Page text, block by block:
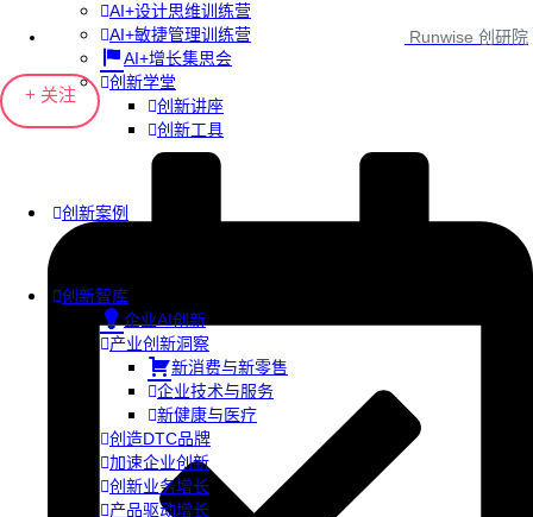
AI+设计思维训练营
AI+敏捷管理训练营
AI+增长集思会
创新学堂
创新讲座
创新工具
创新案例
创新智库
企业AI创新
产业创新洞察
新消费与新零售
企业技术与服务
新健康与医疗
创造DTC品牌
加速企业创新
创新业务增长
产品驱动增长
Runwise 创研院
+ 关注